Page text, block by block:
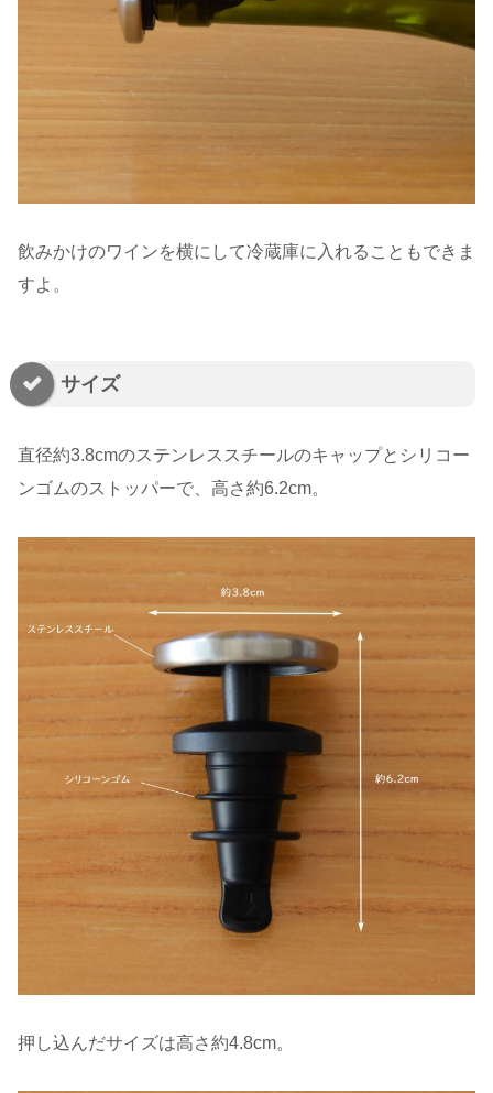
飲みかけのワインを横にして冷蔵庫に入れることもできま
すよ。
サイズ
直径約3.8cmのステンレススチールのキャップとシリコー
ンゴムのストッパーで、高さ約6.2cm。
押し込んだサイズは高さ約4.8cm。